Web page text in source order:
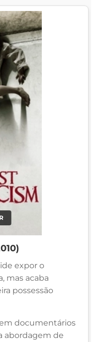
expor o
mas acaba
possessão
documentários
abordagem de